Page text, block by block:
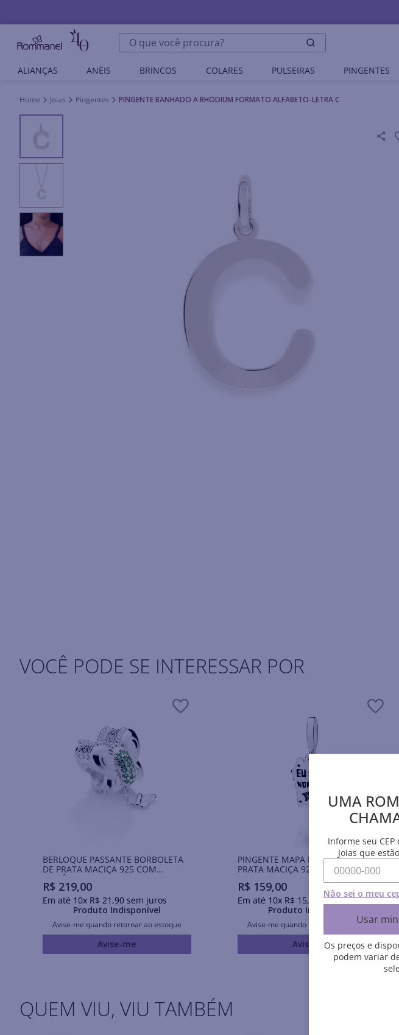
O que você procura?
ALIANÇAS ANÉIS BRINCOS COLARES PULSEIRAS PINGENTES
Joias Pingentes PINGENTE BANHADO A RHODIUM FORMATO ALFABETO-LETRA C
VOCÊ PODE SE INTERESSAR POR
BERLOQUE PASSANTE BORBOLETA
DE PRATA MACIÇA 925 COM
ZIRCÔNIAS
R$ 219,00
Em até 10x R$ 21 ,90sem juros
Produto Indisponível
Avise-me quando retornar ao estoque
Avise-me
PINGENTE MAPA DO NORDESTE DE
PRATA MACIÇA 925 COM APLICAÇÃO
R$ 159,00
Em até 10x R$ 15,
sem juros
Produto Indisponível
Avise-me quando retornar ao estoque
Avise-me
QUEM VIU, VIU TAMBÉM
UMA
Informe seu
Joias que
Não sei o meu
Usar
Os preços e
podem variar